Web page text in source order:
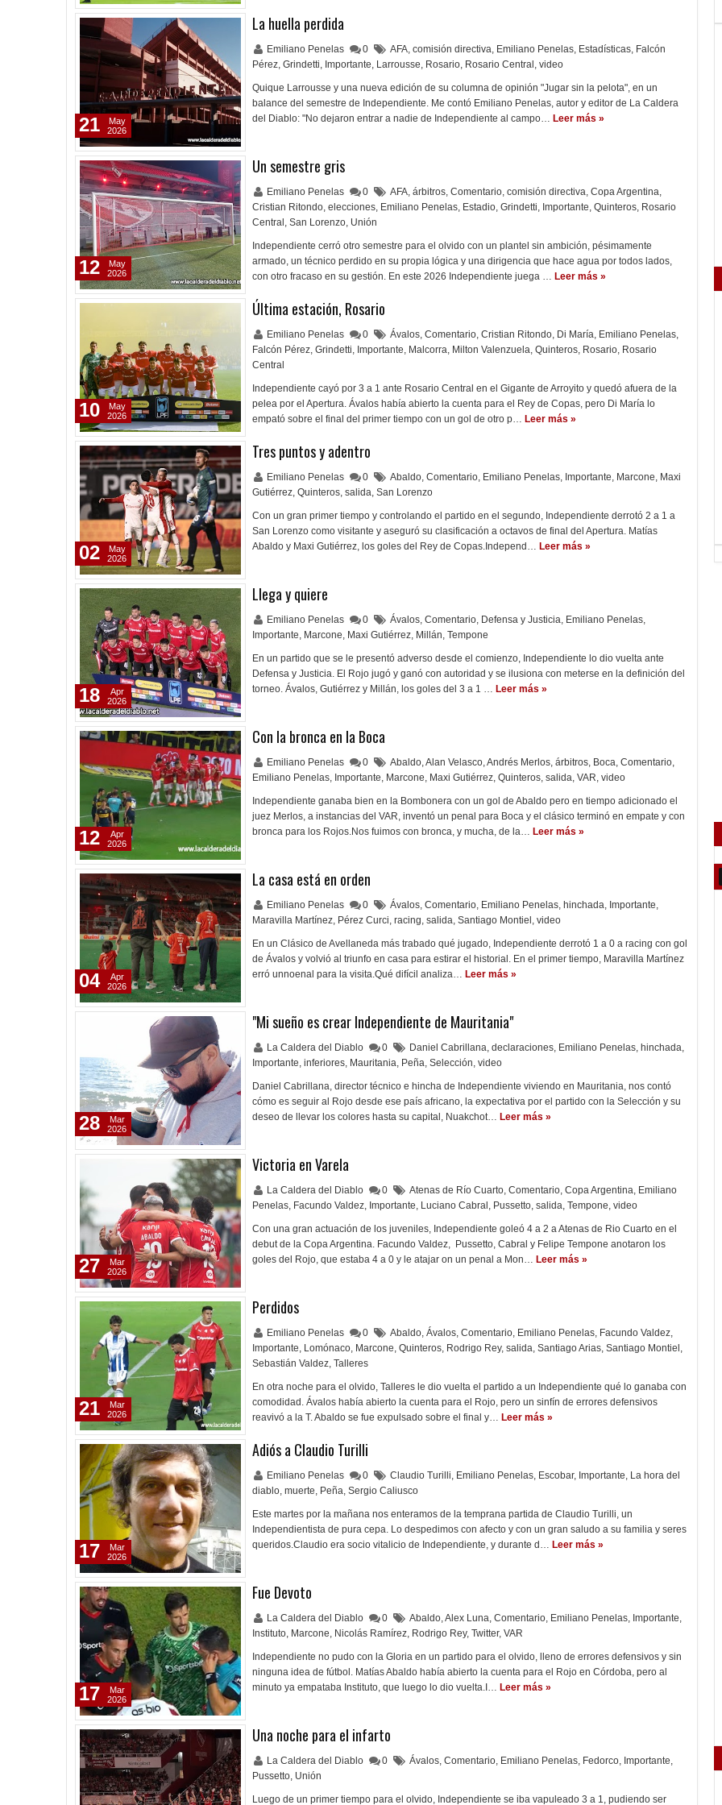
La huella perdida
Emiliano Penelas 0 AFA, comisión directiva, Emiliano Penelas, Estadísticas, Falcón
Pérez, Grindetti, Importante, Larrousse, Rosario, Rosario Central , video
Quique Larrousse y una nueva edición de su columna de opinión "Jugar sin la pelota", en un
balance del semestre de Independiente. Me contó Emiliano Penelas, autor y editor de La Caldera
del Diablo: "No dejaron entrar a nadie de Independiente al campo… Leer más »
21
May
2026
Un semestre gris
Emiliano Penelas 0 AFA, árbitros, Comentario, comisión directiva, Copa Argentina,
Cristian Ritondo, elecciones, Emiliano Penelas, Estadio, Grindetti, Importante, Quinteros, Rosario
Central , San Lorenzo, Unión
Independiente cerró otro semestre para el olvido con un plantel sin ambición, pésimamente
armado, un técnico perdido en su propia lógica y una dirigencia que hace agua por todos lados,
con otro fracaso en su gestión. En este 2026 Independiente juega … Leer más »
12
May
2026
Última estación, Rosario
Emiliano Penelas 0 Ávalos, Comentario, Cristian Ritondo, Di María, Emiliano Penelas,
Falcón Pérez, Grindetti, Importante, Malcorra, Milton Valenzuela, Quinteros, Rosario, Rosario
Central
Independiente cayó por 3 a 1 ante Rosario Central en el Gigante de Arroyito y quedó afuera de la
pelea por el Apertura. Ávalos había abierto la cuenta para el Rey de Copas, pero Di María lo
empató sobre el final del primer tiempo con un gol de otro p… Leer más »
10
May
2026
Tres puntos y adentro
Emiliano Penelas 0 Abaldo, Comentario, Emiliano Penelas, Importante, Marcone, Maxi
Gutiérrez, Quinteros, salida, San Lorenzo
Con un gran primer tiempo y controlando el partido en el segundo, Independiente derrotó 2 a 1 a
San Lorenzo como visitante y aseguró su clasificación a octavos de final del Apertura. Matías
Abaldo y Maxi Gutiérrez, los goles del Rey de Copas.Independ… Leer más »
02
May
2026
Llega y quiere
Emiliano Penelas 0 Ávalos, Comentario, Defensa y Justicia, Emiliano Penelas,
Importante, Marcone, Maxi Gutiérrez, Millán, Tempone
En un partido que se le presentó adverso desde el comienzo, Independiente lo dio vuelta ante
Defensa y Justicia. El Rojo jugó y ganó con autoridad y se ilusiona con meterse en la definición del
torneo. Ávalos, Gutiérrez y Millán, los goles del 3 a 1 … Leer más »
18
Apr
2026
Con la bronca en la Boca
Emiliano Penelas 0 Abaldo,Alan Velasco,Andrés Merlos, árbitros, Boca, Comentario,
Emiliano Penelas, Importante, Marcone, Maxi Gutiérrez, Quinteros, salida, VAR, video
Independiente ganaba bien en la Bombonera con un gol de Abaldo pero en tiempo adicionado el
juez Merlos, a instancias del VAR, inventó un penal para Boca y el clásico terminó en empate y con
bronca para los Rojos.Nos fuimos con bronca, y mucha, de la… Leer más »
12
Apr
2026
La casa está en orden
Emiliano Penelas 0 Ávalos, Comentario, Emiliano Penelas, hinchada, Importante,
Maravilla Martínez, Pérez Curci, racing, salida, Santiago Montiel , video
En un Clásico de Avellaneda más trabado qué jugado, Independiente derrotó 1 a 0 a racing con gol
de Ávalos y volvió al triunfo en casa para estirar el historial. En el primer tiempo, Maravilla Martínez
erró unnoenal para la visita.Qué difícil analiza… Leer más »
04
Apr
2026
"Mi sueño es crear Independiente de Mauritania"
La Caldera del Diablo 0 Daniel Cabrillana, declaraciones, Emiliano Penelas, hinchada,
Importante, inferiores, Mauritania, Peña, Selección, video
Daniel Cabrillana, director técnico e hincha de Independiente viviendo en Mauritania, nos contó
cómo es seguir al Rojo desde ese país africano, la expectativa por el partido con la Selección y su
deseo de llevar los colores hasta su capital, Nuakchot… Leer más »
28
Mar
2026
Victoria en Varela
La Caldera del Diablo 0 Atenas de Río Cuarto, Comentario, Copa Argentina, Emiliano
Penelas, Facundo Valdez, Importante, Luciano Cabral , Pussetto, salida, Tempone, video
Con una gran actuación de los juveniles, Independiente goleó 4 a 2 a Atenas de Rio Cuarto en el
debut de la Copa Argentina. Facundo Valdez, Pussetto, Cabral y Felipe Tempone anotaron los
goles del Rojo, que estaba 4 a 0 y le atajar on un penal a Mon… Leer más »
27
Mar
2026
Perdidos
Emiliano Penelas 0 Abaldo, Ávalos, Comentario, Emiliano Penelas, Facundo Valdez,
Importante, Lomónaco, Marcone, Quinteros, Rodrigo Rey, salida, Santiago Arias, Santiago Montiel ,
Sebastián Valdez, Talleres
En otra noche para el olvido, Talleres le dio vuelta el partido a un Independiente qué lo ganaba con
comodidad. Ávalos había abierto la cuenta para el Rojo, pero un sinfín de errores defensivos
reavivó a la T. Abaldo se fue expulsado sobre el final y… Leer más »
21
Mar
2026
Adiós a Claudio Turilli
Emiliano Penelas 0 Claudio Turilli, Emiliano Penelas, Escobar, Importante, La hora del
diablo, muerte, Peña, Sergio Caliusco
Este martes por la mañana nos enteramos de la temprana partida de Claudio Turilli, un
Independientista de pura cepa. Lo despedimos con afecto y con un gran saludo a su familia y seres
queridos.Claudio era socio vitalicio de Independiente, y durante d… Leer más »
17
Mar
2026
Fue Devoto
La Caldera del Diablo 0 Abaldo,Alex Luna, Comentario, Emiliano Penelas, Importante,
Instituto, Marcone, Nicolás Ramírez, Rodrigo Rey, Twitter, VAR
Independiente no pudo con la Gloria en un partido para el olvido, lleno de errores defensivos y sin
ninguna idea de fútbol. Matías Abaldo había abierto la cuenta para el Rojo en Córdoba, pero al
minuto ya empataba Instituto, que luego lo dio vuelta.I… Leer más »
17
Mar
2026
Una noche para el infarto
La Caldera del Diablo 0 Ávalos, Comentario, Emiliano Penelas, Fedorco, Importante,
Pussetto, Unión
Luego de un primer tiempo para el olvido, Independiente se iba vapuleado 3 a 1, pudiendo ser